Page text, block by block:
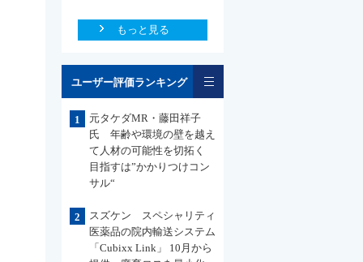
もっと見る
ユーザー評価ランキング
1
元タケダMR・藤田祥子
氏 年齢や環境の壁を越え
て人材の可能性を切拓く
目指すは”かかりつけコン
サル“
2
スズケン スペシャリティ
医薬品の院内輸送システム
「Cubixx Link」 10月から